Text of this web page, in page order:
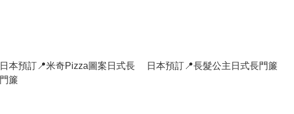
日本預訂📍米奇Pizza圖案日式長
門簾
日本預訂📍長髮公主日式長門簾